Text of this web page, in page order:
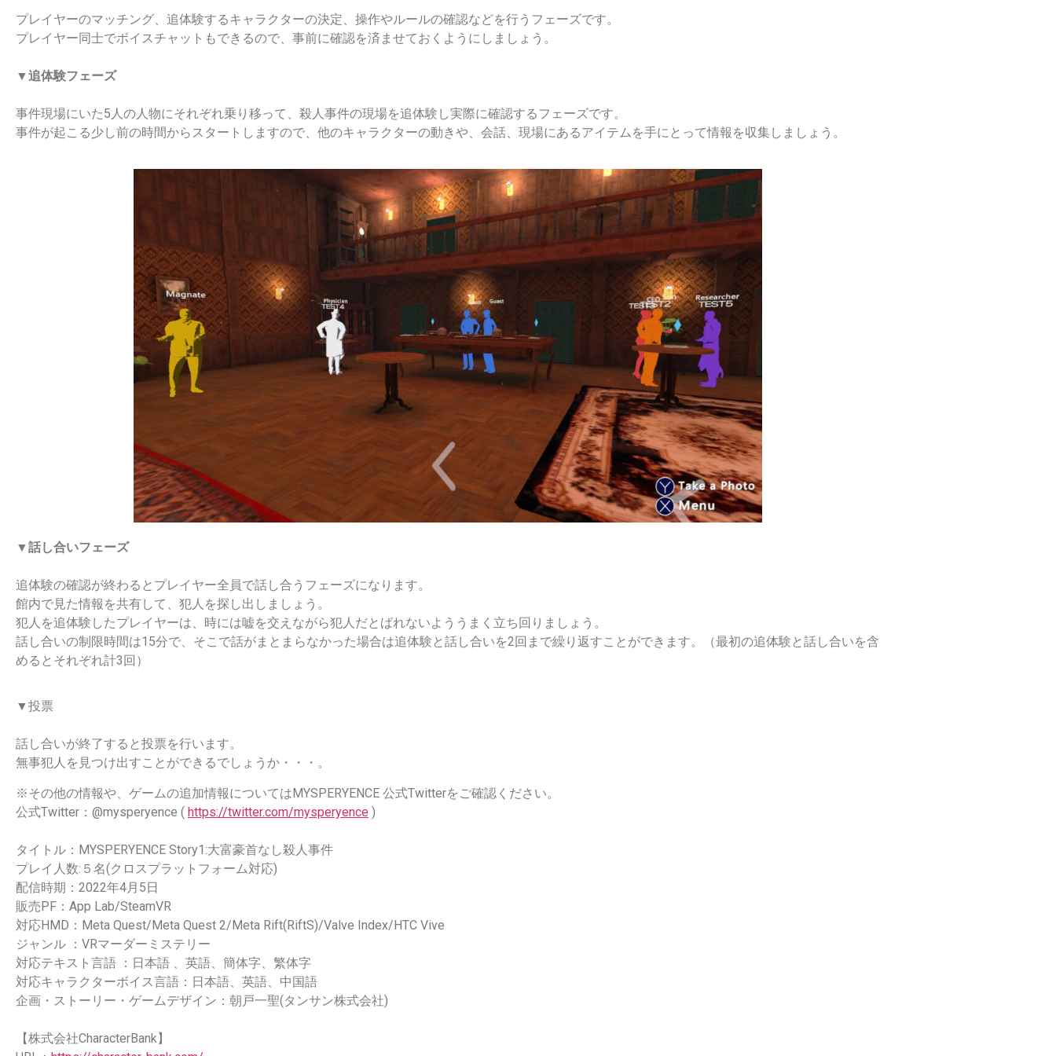
プレイヤーのマッチング、追体験するキャラクターの決定、操作やルールの確認などを行うフェーズです。
プレイヤー同士でボイスチャットもできるので、事前に確認を済ませておくようにしましょう。
▼追体験フェーズ
事件現場にいた5人の人物にそれぞれ乗り移って、殺人事件の現場を追体験し実際に確認するフェーズです。
事件が起こる少し前の時間からスタートしますので、他のキャラクターの動きや、会話、現場にあるアイテムを手にとって情報を収集しましょう。
▼話し合いフェーズ
追体験の確認が終わるとプレイヤー全員で話し合うフェーズになります。
館内で見た情報を共有して、犯人を探し出しましょう。
犯人を追体験したプレイヤーは、時には嘘を交えながら犯人だとばれないよううまく立ち回りましょう。
話し合いの制限時間は15分で、そこで話がまとまらなかった場合は追体験と話し合いを2回まで繰り返すことができます。（最初の追体験と話し合いを含
めるとそれぞれ計3回）
▼投票
話し合いが終了すると投票を行います。
無事犯人を見つけ出すことができるでしょうか・・・。
※その他の情報や、ゲームの追加情報についてはMYSPERYENCE 公式Twitterをご確認ください。
公式Twitter：@mysperyence ( https://twitter.com/mysperyence )
タイトル：MYSPERYENCE Story1:大富豪首なし殺人事件
プレイ人数:５名(クロスプラットフォーム対応)
配信時期：2022年4月5日
販売PF：App Lab/SteamVR
対応HMD：Meta Quest/Meta Quest 2/Meta Rift(RiftS)/Valve Index/HTC Vive
ジャンル ：VRマーダーミステリー
対応テキスト言語 ：日本語 、英語、簡体字、繁体字
対応キャラクターボイス言語：日本語、英語、中国語
企画・ストーリー・ゲームデザイン：朝戸一聖(タンサン株式会社)
【株式会社CharacterBank】